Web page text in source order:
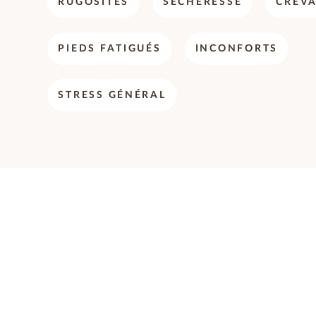
RUGOSITÉS SÉCHERESSE
PIEDS FATIGUÉS INCONFORTS
STRESS GÉNÉRAL